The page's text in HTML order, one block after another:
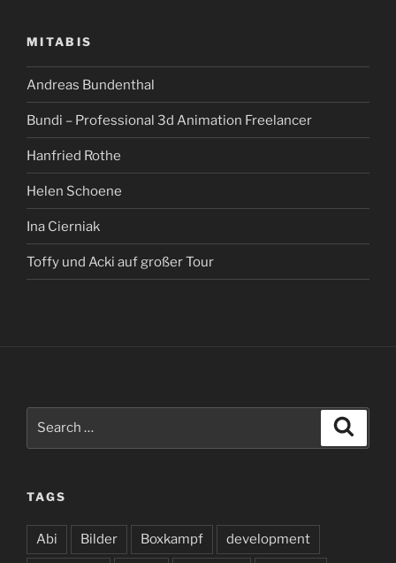
MITABIS
Andreas Bundenthal
Bundi – Professional 3d Animation Freelancer
Hanfried Rothe
Helen Schoene
Ina Cierniak
Toffy und Acki auf großer Tour
TAGS
Abi Bilder Boxkampf development